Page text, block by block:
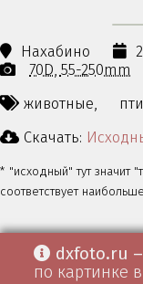
Нахабино
70D 55-250mm
животные,
Скачать:
* "исходный" тут значит
соответствует
dxfoto.ru
по картинке